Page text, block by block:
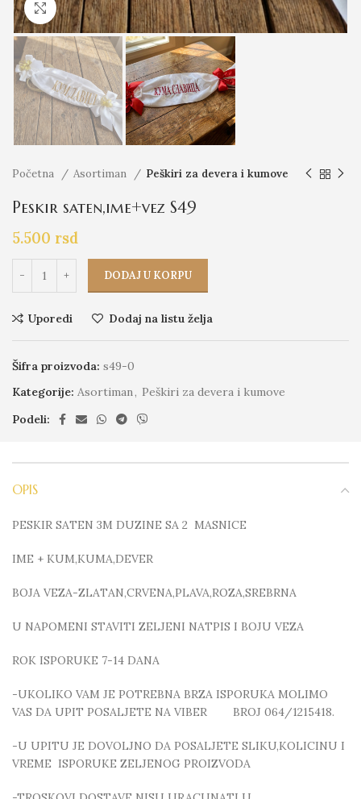
Click to enlarge
Početna Asortiman Peškiri za devera i kumove
Peskir saten,ime+vez S49
5.500 rsd
DODAJ U KORPU
Uporedi Dodaj na listu želja
Šifra proizvoda: s49-0
Kategorije: Asortiman, Peškiri za devera i kumove
Podeli:
OPIS
PESKIR SATEN 3M DUZINE SA 2 MASNICE
IME + KUM,KUMA,DEVER
BOJA VEZA-ZLATAN,CRVENA,PLAVA,ROZA,SREBRNA
U NAPOMENI STAVITI ZELJENI NATPIS I BOJU VEZA
ROK ISPORUKE 7-14 DANA
-UKOLIKO VAM JE POTREBNA BRZA ISPORUKA MOLIMO
VAS DA UPIT POSALJETE NA VIBER BROJ 064/1215418.
-U UPITU JE DOVOLJNO DA POSALJETE SLIKU,KOLICINU I
VREME ISPORUKE ZELJENOG PROIZVODA